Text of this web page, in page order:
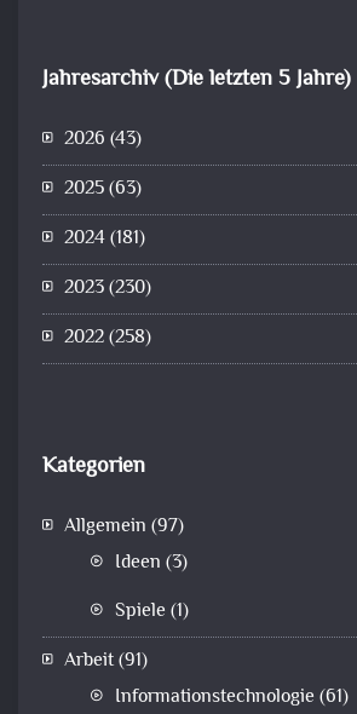
Jahresarchiv (Die letzten 5 Jahre)
2026 (43)
2025(63)
2024(181)
2023(230)
2022(258)
Kategorien
Allgemein (97)
Ideen (3)
Spiele (1)
Arbeit(91)
Informationstechnologie (61)